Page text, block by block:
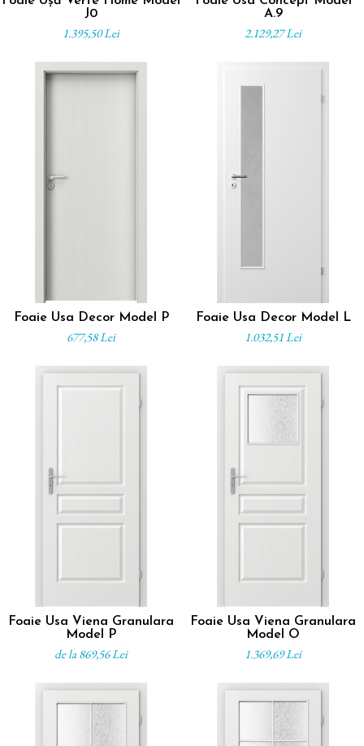
J0
1.395,50 Lei
A.9
2.129,27 Lei
Foaie Usa Decor Model P
677,58 Lei
Foaie Usa Decor Model L
1.032,51 Lei
Foaie Usa Viena Granulara
Model P
de la 869,56 Lei
Foaie Usa Viena Granulara
Model O
1.369,69 Lei